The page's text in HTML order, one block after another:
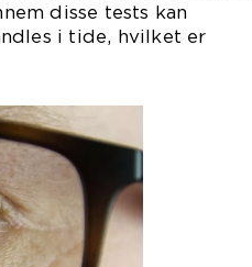
disse tests kan
i tide, hvilket er